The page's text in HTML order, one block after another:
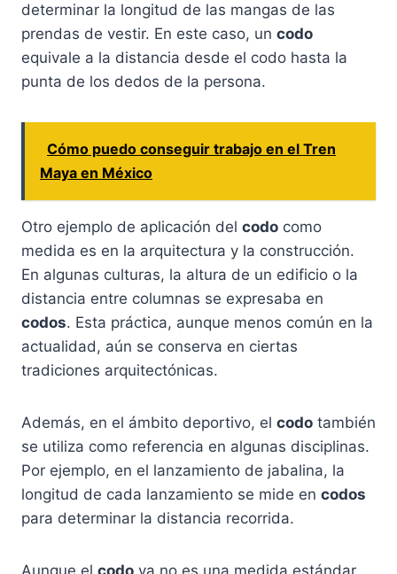
determinar la longitud de las mangas de las
prendas de vestir. En este caso, un codo
equivale a la distancia desde el codo hasta la
punta de los dedos de la persona.
Cómo puedo conseguir trabajo en el Tren
Maya en México
Otro ejemplo de aplicación del codo como
medida es en la arquitectura y la construcción.
En algunas culturas, la altura de un edificio o la
distancia entre columnas se expresaba en
codos. Esta práctica, aunque menos común en la
actualidad, aún se conserva en ciertas
tradiciones arquitectónicas.
Además, en el ámbito deportivo, el codo también
se utiliza como referencia en algunas disciplinas.
Por ejemplo, en el lanzamiento de jabalina, la
longitud de cada lanzamiento se mide en codos
para determinar la distancia recorrida.